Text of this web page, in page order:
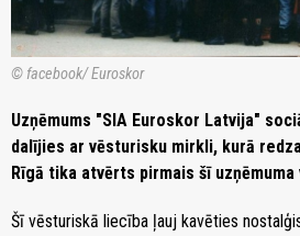
© facebook/ Euroskor
Uzņēmums "SIA Euroskor Latvija"
dalījies ar vēsturisku mirkli, kurā
Rīgā tika atvērts pirmais šī
Šī vēsturiskā liecība ļauj kavēties